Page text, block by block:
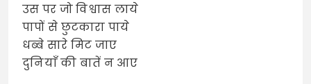
उस पर जो विश्वास लाये
पापों से छुटकारा पाये
धब्बे सारे मिट जाए
दुनियाँ की बातें न आए